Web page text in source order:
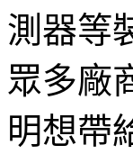
測器等
眾多廠
明想帶